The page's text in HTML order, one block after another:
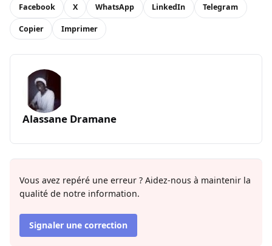
Facebook X WhatsApp LinkedIn Telegram
Copier Imprimer
Alassane Dramane
Vous avez repéré une erreur ? Aidez-nous à maintenir la
qualité de notre information.
Signaler une correction